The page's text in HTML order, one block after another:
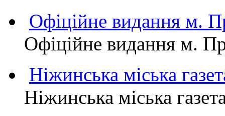
Офіційне видання
Офіційне видання м.
Ніжинська міська
Ніжинська міська